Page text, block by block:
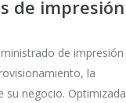
de impresión
de impresión
la
su negocio. Optimizada